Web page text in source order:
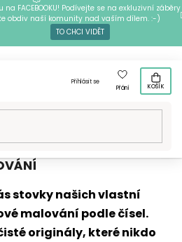
FACEBOOKU! Podívejte se na exkluzivní záběry
obdiv naší komunity nad vaším dílem. :-)
TO CHCI VIDĚT
Přihlásit se
Přání
KOŠÍK
malování
stovky našich vlastní
malování podle čísel.
originály, které nikdo